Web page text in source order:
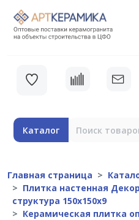
Каталог
Главная страница
Плитка настенная
структура 150x150x9
Керамическая плитка